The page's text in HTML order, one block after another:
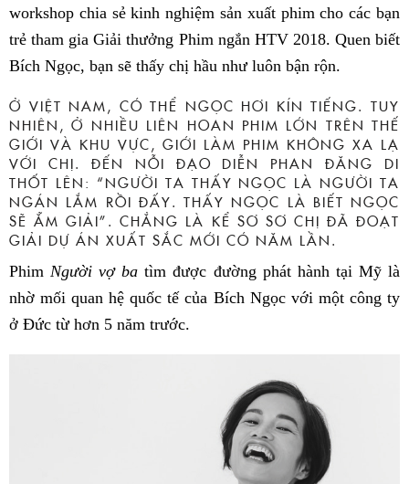
workshop chia sẻ kinh nghiệm sản xuất phim cho các bạn
trẻ tham gia Giải thưởng Phim ngắn HTV 2018. Quen biết
Bích Ngọc, bạn sẽ thấy chị hầu như luôn bận rộn.
Ở VIỆT NAM, CÓ THỂ NGỌC HƠI KÍN TIẾNG. TUY
NHIÊN, Ở NHIỀU LIÊN HOAN PHIM LỚN TRÊN THẾ
GIỚI VÀ KHU VỰC, GIỚI LÀM PHIM KHÔNG XA LẠ
VỚI CHỊ. ĐẾN NỖI ĐẠO DIỄN PHAN ĐĂNG DI
THỐT LÊN: “NGƯỜI TA THẤY NGỌC LÀ NGƯỜI TA
NGÁN LẮM RỒI ĐẤY. THẤY NGỌC LÀ BIẾT NGỌC
SẼ ẴM GIẢI”. CHẲNG LÀ KỂ SƠ SƠ CHỊ ĐÃ ĐOẠT
GIẢI DỰ ÁN XUẤT SẮC MỚI CÓ NĂM LẦN.
Phim Người vợ ba tìm được đường phát hành tại Mỹ là
nhờ mối quan hệ quốc tế của Bích Ngọc với một công ty
ở Đức từ hơn 5 năm trước.